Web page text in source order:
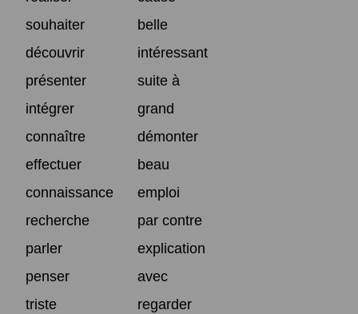
souhaiter
belle
découvrir
intéressant
présenter
suite à
intégrer
grand
connaître
démonter
effectuer
beau
connaissance
emploi
recherche
par contre
parler
explication
penser
avec
triste
regarder